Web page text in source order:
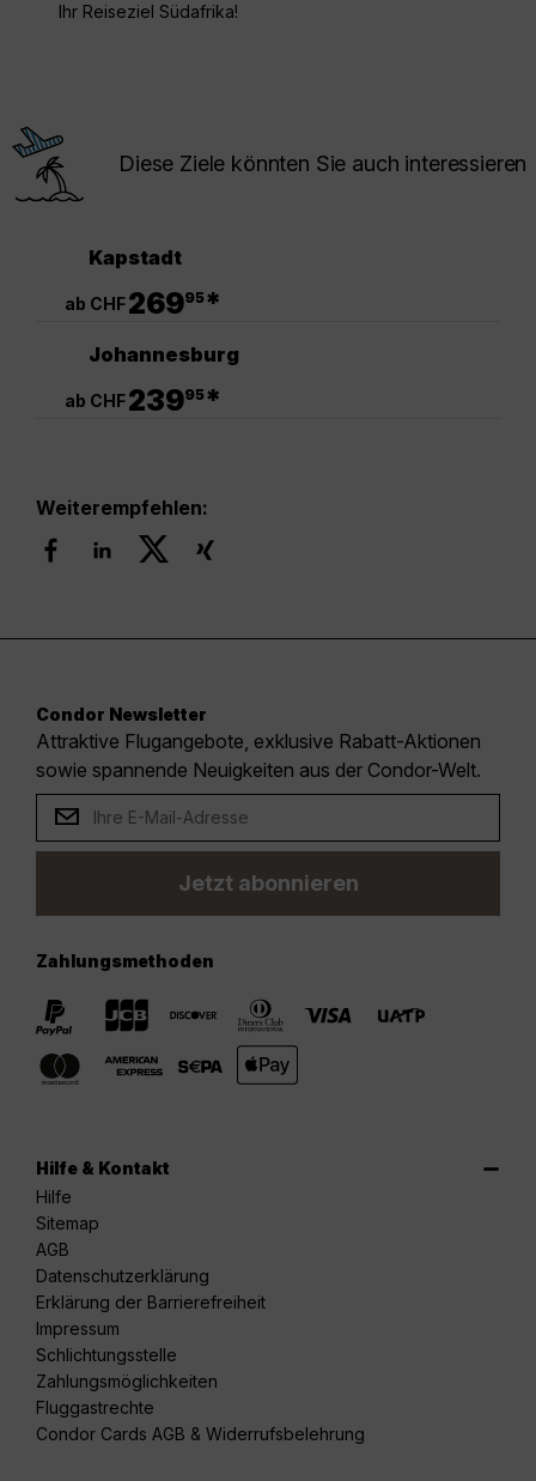
Ihr Reiseziel Südafrika!
Diese Ziele könnten Sie auch interessieren
Kapstadt
ab CHF26995*
Johannesburg
ab CHF23995*
Weiterempfehlen:
Condor Newsletter
Attraktive Flugangebote, exklusive Rabatt-Aktionen
sowie spannende Neuigkeiten aus der Condor-Welt.
Jetzt abonnieren
Zahlungsmethoden
Hilfe & Kontakt
Hilfe
Sitemap
AGB
Datenschutzerklärung
Erklärung der Barrierefreiheit
Impressum
Schlichtungsstelle
Zahlungsmöglichkeiten
Fluggastrechte
Condor Cards AGB & Widerrufsbelehrung